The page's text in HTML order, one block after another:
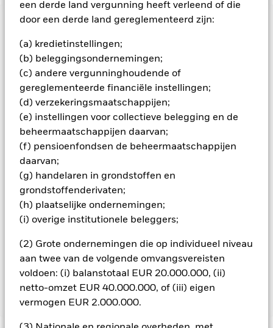
een derde land vergunning heeft verleend of die
door een derde land gereglementeerd zijn:
(a) kredietinstellingen;
(b) beleggingsondernemingen;
(c) andere vergunninghoudende of
gereglementeerde financiële instellingen;
(d) verzekeringsmaatschappijen;
(e) instellingen voor collectieve belegging en de
beheermaatschappijen daarvan;
(f) pensioenfondsen de beheermaatschappijen
daarvan;
(g) handelaren in grondstoffen en
grondstoffenderivaten;
(h) plaatselijke ondernemingen;
(i) overige institutionele beleggers;
(2) Grote ondernemingen die op individueel niveau
aan twee van de volgende omvangsvereisten
voldoen: (i) balanstotaal EUR 20.000.000, (ii)
netto-omzet EUR 40.000.000, of (iii) eigen
vermogen EUR 2.000.000.
BELANGRIJKE GEGEVENS: Kapitaalrisico.
De waarde en
het rendement van beleggingen kunnen dalen en stijgen, en
zijn niet gegarandeerd. Beleggers verliezen mogelijk hun
oorspronkelijke inleg.
Alle aandelenklassen met valutahedging van dit fonds
gebruiken derivaten om valutarisico's af te dekken. Het
gebruik van derivaten voor een aandelenklasse kan een
potentieel besmettingsrisico (ook bekend als spill-over) voor
andere aandelenklassen in het fonds betekenen. De
beheermaatschappij van het fonds waarborgt dat er
geschikte procedures worden gebruikt om het
besmettingsrisico voor andere aandelenklassen te
minimaliseren. Via het uitklapvakje direct onder de naam van
het fonds, kunt u een lijst van alle aandelenklassen in het
fonds bekijken – aandelenklassen met valutahedging worden
aangegeven door het woord 'Hedged' in de naam van de
aandelenklasse. Daarnaast is een volledige lijst van alle
aandelenklassen met valutahedging op aanvraag
verkrijgbaar bij de beheermaatschappij van het fonds.
BlackRock Euro Investment Grade Fixed Maturity